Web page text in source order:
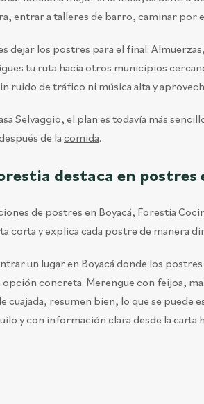
entrar a talleres de barro, caminar por
dejar los postres para el final.
tu ruta hacia otros municipios
ruido de tráfico ni música alta y
Selvaggio, el plan es todavía más
de la comida.
destaca en postres
de postres en Boyacá, Forestia
corta y explica cada postre de manera
un lugar en Boyacá donde los
opción concreta. Merengue con feijoa,
cuajada, resumen bien, lo que se puede
y con información clara desde la carta